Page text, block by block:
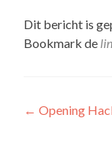
Dit bericht is
Bookmark de
← Opening